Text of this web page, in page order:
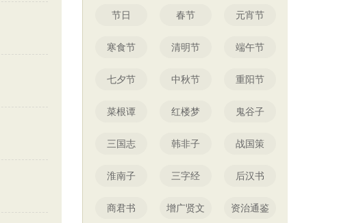
节日 春节 元宵节
寒食节 清明节 端午节
七夕节 中秋节 重阳节
菜根谭 红楼梦 鬼谷子
三国志 韩非子 战国策
淮南子 三字经 后汉书
商君书 增广贤文 资治通鉴